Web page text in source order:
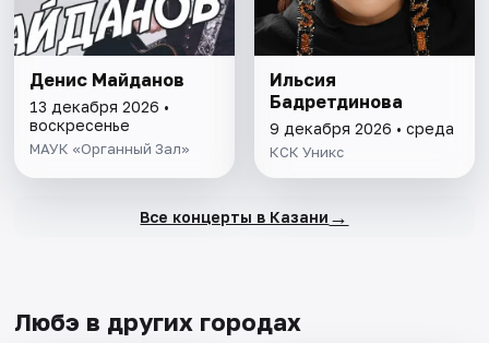
Денис Майданов
13 декабря 2026 •
воскресенье
МАУК «Органный Зал»
Ильсия
Бадретдинова
9 декабря 2026 • среда
КСК Уникс
Все концерты в Казани →
Любэ в других городах